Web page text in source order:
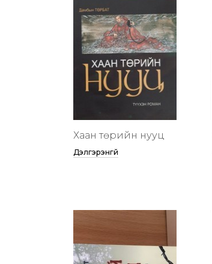
Хаан төрийн нууц
Дэлгэрэнгүй